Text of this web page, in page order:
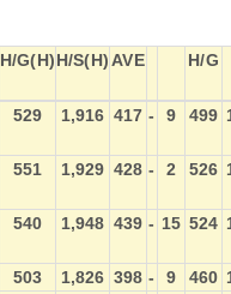
H/G(H)H/S(H) AVE H/G
H/G(H) H/S(H) AVE H/G
529 1,916 417 - 9 499
551 1,929 428 - 2 526
540 1,948 439 - 15 524
503 1,826 398 - 9 460